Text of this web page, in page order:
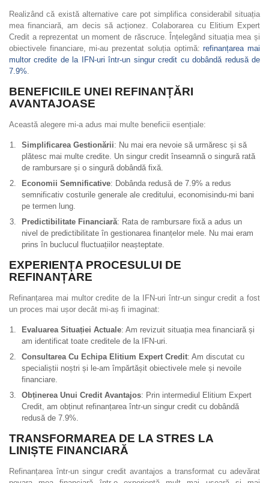
Realizând că există alternative care pot simplifica considerabil situația
mea financiară, am decis să acționez. Colaborarea cu Elitium Expert
Credit a reprezentat un moment de răscruce. Înțelegând situația mea și
obiectivele financiare, mi-au prezentat soluția optimă:refinanțarea mai
multor credite de la IFN-uri într-un singur credit cu dobândă redusă de
7.9%.
BENEFICIILE UNEI REFINANȚĂRI
AVANTAJOASE
Această alegere mi-a adus mai multe beneficii esențiale:
Simplificarea Gestionării: Nu mai era nevoie să urmăresc și să
plătesc mai multe credite. Un singur credit înseamnă o singură rată
de rambursare și o singură dobândă fixă.
Economii Semnificative: Dobânda redusă de 7.9% a redus
semnificativ costurile generale ale creditului, economisindu-mi bani
pe termen lung.
Predictibilitate Financiară: Rata de rambursare fixă a adus un
nivel de predictibilitate în gestionarea finanțelor mele. Nu mai eram
prins în buclucul fluctuațiilor neașteptate.
EXPERIENȚA PROCESULUI DE
REFINANȚARE
Refinanțarea mai multor credite de la IFN-uri într-un singur credit a fost
un proces mai ușor decât mi-aș fi imaginat:
Evaluarea Situației Actuale: Am revizuit situația mea financiară și
am identificat toate creditele de la IFN-uri.
Consultarea Cu Echipa Elitium Expert Credit: Am discutat cu
specialiștii noștri și le-am împărtășit obiectivele mele și nevoile
financiare.
Obținerea Unui Credit Avantajos: Prin intermediul Elitium Expert
Credit, am obținut refinanțarea într-un singur credit cu dobândă
redusă de 7.9%.
TRANSFORMAREA DE LA STRES LA
LINIȘTE FINANCIARĂ
Refinanțarea într-un singur credit avantajos a transformat cu adevărat